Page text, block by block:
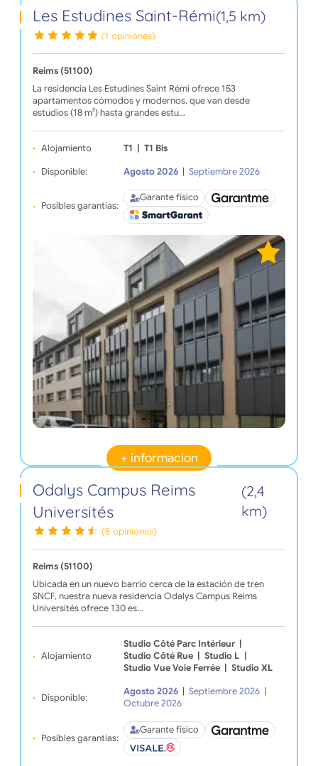
Les Estudines Saint-Rémi(1,5 km)
(1 opiniones)
Reims (51100)
La residencia Les Estudines Saint Rémi ofrece 153
apartamentos cómodos y modernos, que van desde
estudios (18 m²) hasta grandes estu…
Alojamiento T1 T1 Bis
Disponible: Agosto 2026 Septiembre 2026
Posibles garantías:
Garante físico
+ informacion
Odalys Campus Reims
Universités
(2,4
km)
(8 opiniones)
Reims (51100)
Ubicada en un nuevo barrio cerca de la estación de tren
SNCF, nuestra nueva residencia Odalys Campus Reims
Universités ofrece 130 es…
Alojamiento
Studio Côté Parc Intérieur
Studio Côté Rue
Studio L
Studio Vue Voie Ferrée
Studio XL
Disponible:
Agosto 2026 Septiembre 2026
Octubre 2026
Posibles garantías:
Garante físico